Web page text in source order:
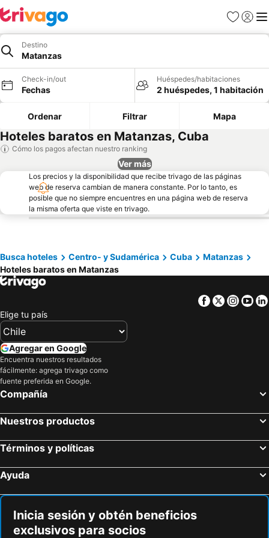
Favoritos
Iniciar
Destino
Matanzas
Check-in/out
Fechas
Huéspedes/habitaciones
2 huéspedes, 1 habitación
Ordenar Filtrar Mapa
Hoteles baratos en Matanzas, Cuba
Cómo los pagos afectan nuestro ranking
Ver más
Los precios y la disponibilidad que recibe trivago de las páginas
web de reserva cambian de manera constante. Por lo tanto, es
posible que no siempre encuentres en una página web de reserva
la misma oferta que viste en trivago.
Busca hoteles Centro- y Sudamérica Cuba
Matanzas
Hoteles baratos en Matanzas
Facebook
Twitter
Elige tu país
Agregar en Google
Encuentra nuestros resultados
fácilmente: agrega trivago como
fuente preferida en Google.
Compañía
Nuestros productos
Términos y políticas
Ayuda
Inicia sesión y obtén beneficios
exclusivos para socios